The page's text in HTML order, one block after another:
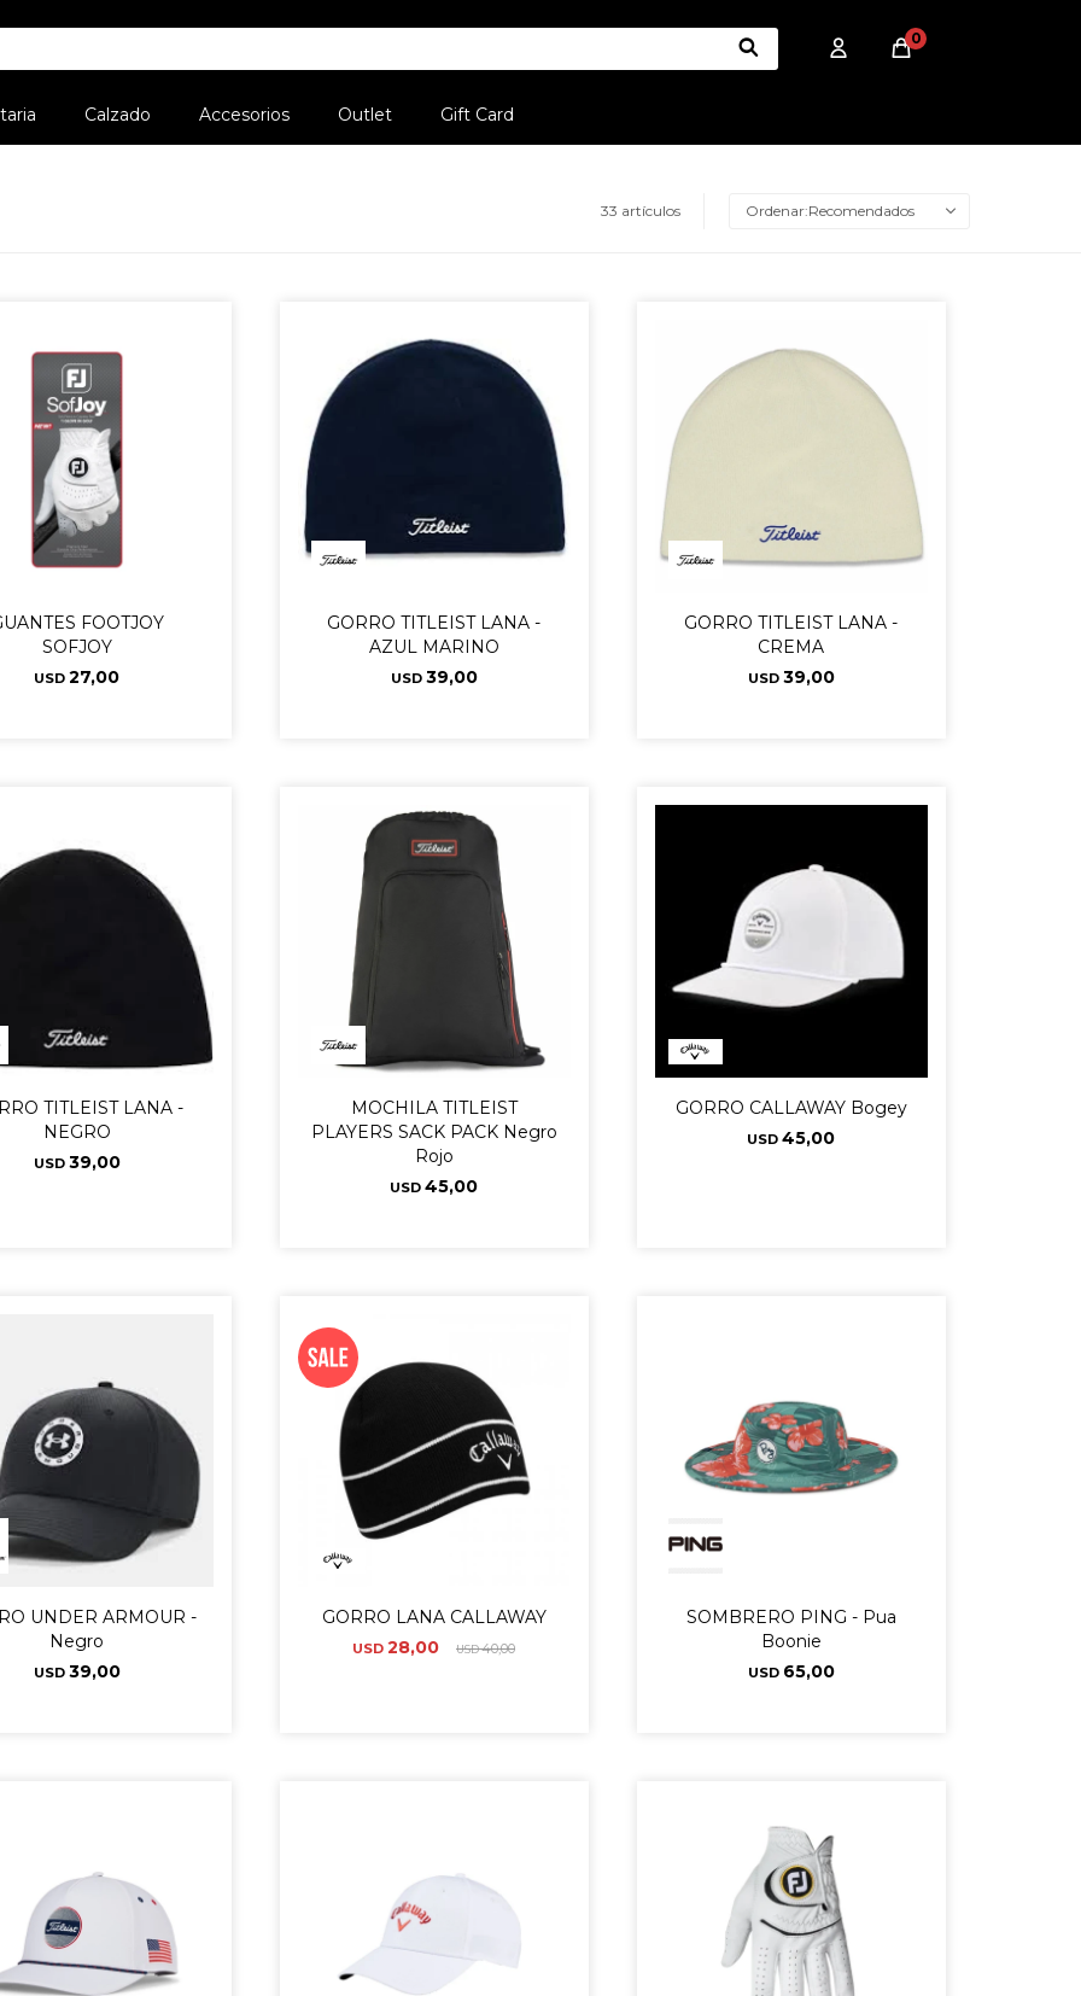
Calzado Accesorios Outlet Gift Card
0
33 artículos Recomendados
FOOTJOY
SOFJOY
USD 27,00
GORRO TITLEIST LANA -
AZUL MARINO
USD 39,00
GORRO TITLEIST LANA -
CREMA
USD 39,00
TITLEIST LANA -
NEGRO
USD 39,00
MOCHILA TITLEIST
PLAYERS SACK PACK Negro
Rojo
USD 45,00
GORRO CALLAWAY Bogey
USD 45,00
UNDER ARMOUR -
Negro
USD 39,00
GORRO LANA CALLAWAY
USD 28,00 USD40,00
SOMBRERO PING - Pua
Boonie
USD 65,00